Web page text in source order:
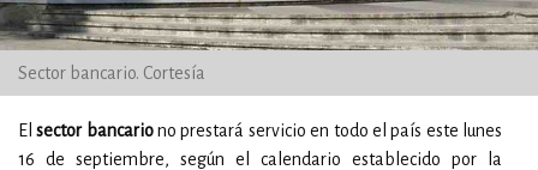
Sector bancario. Cortesía
Elsector bancariono prestará servicio en todo el país este lunes
16 de septiembre, según el calendario establecido por la